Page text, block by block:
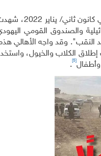
تتجاوز هذه السياسات
والصندوق القومي
وقد واجه الأهالي هذه
في ذلك إطلاق الكلاب والخيول،
[5]
.